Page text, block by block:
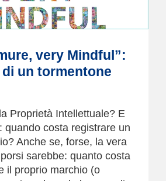
very Mindful”:
un tormentone
Proprietà Intellettuale? E
quando costa registrare un
Anche se, forse, la vera
sarebbe: quanto costa
il proprio marchio (o